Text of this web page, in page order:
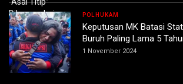
POLHUKAM
Keputusan MK Batasi
Buruh Paling Lama 5
1 November 2024